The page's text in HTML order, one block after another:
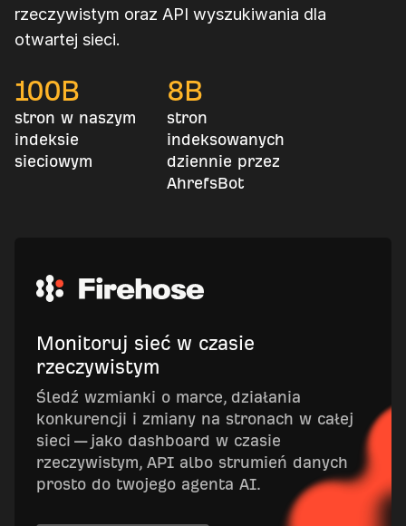
rzeczywistym oraz API wyszukiwania dla
otwartej sieci.
100B
stron w naszym
indeksie
sieciowym
8B
stron
indeksowanych
dziennie przez
AhrefsBot
Monitoruj sieć w czasie
rzeczywistym
Śledź wzmianki o marce, działania
konkurencji i zmiany na stronach w całej
sieci — jako dashboard w czasie
rzeczywistym, API albo strumień danych
prosto do twojego agenta AI.